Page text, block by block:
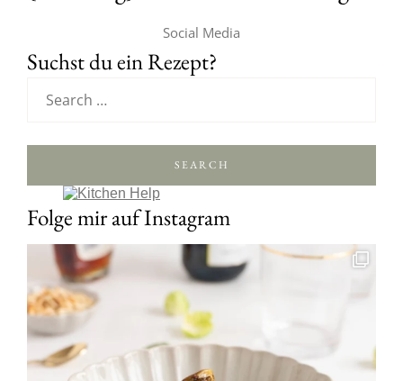
Social Media
Suchst du ein Rezept?
SEARCH
Folge mir auf Instagram